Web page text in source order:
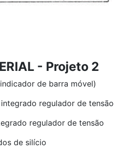
- Projeto 2
de barra móvel)
regulador de tensão
regulador de tensão
de silício